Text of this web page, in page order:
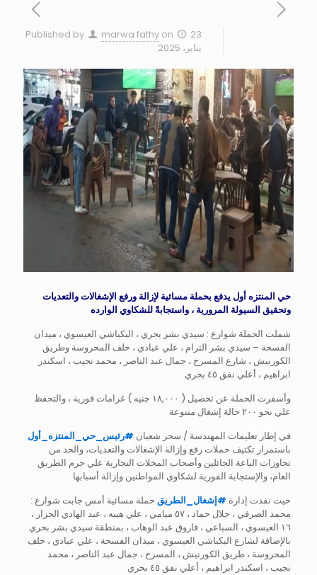
Published by marwa fathy on
23
يناير، 2025
حي المنتزه أول يدفع بحملة مسائية لإزالة ورفع الإشغالات والتعديات
وتحقيق السيولة المرورية ، واستجابةً للشكاوي الوارده
شملت الحملة شوارع : سيدي بشر بحري ، البكباشي العيسوي ، ميدان
الفسحة – سيدي بشر الترام ، علي عبادي ، خلف المحروسة وطريق
الكورنيش ، شارع المسرح ، جمال عبد الناصر ، محمد نجيب ، اسكندر
ابراهيم ، أعلي نفق ٤٥ بحري
وأسفرت الحملة عن تحصيل ( ١٨,٠٠٠ جنيه ) غرامات فورية ، والتحفظ
علي نحو ٢٠٠ حالة إشغال متنوعة
في إطار تعليمات المهندسة / سحر شعبان #رئيس_حي_المنتزه_أول
باستمرار تكثيف حملات رفع وإزالة الإشغالات والتعديات، والحد من
تجاوزات الباعة الجائلين وأصحاب المخلات التجارية علي حرم الطريق
العام، والإستجابة الفورية لشكاوي المواطنين وإزالة أسبابها
حيث نفذت إدارة #إشغال_الطريقحملة مسائية أمس جابت شوارع :
محمد الصرفي ، جلال حماد ، ٥٧ ميامي ، علي هيبه ، عبد الهادي الجزار ،
١٦ العيسوي ، السباعي ، فاروق عبد الوهاب ، بمنطقة سيدي بشر بحري
بالإضافة لشارع البكباشي العيسوي ، ميدان الفسحة ، علي عبادي ، خلف
المحروسة ، طريق الكورنيش ، المسرح ، جمال عبد الناصر ، محمد
نجيب ، اسكندر ابراهيم ، أعلي نفق ٤٥ بحري